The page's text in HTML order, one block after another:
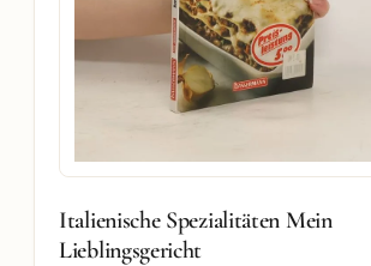
Italienische Spezialitäten Mein
Lieblingsgericht